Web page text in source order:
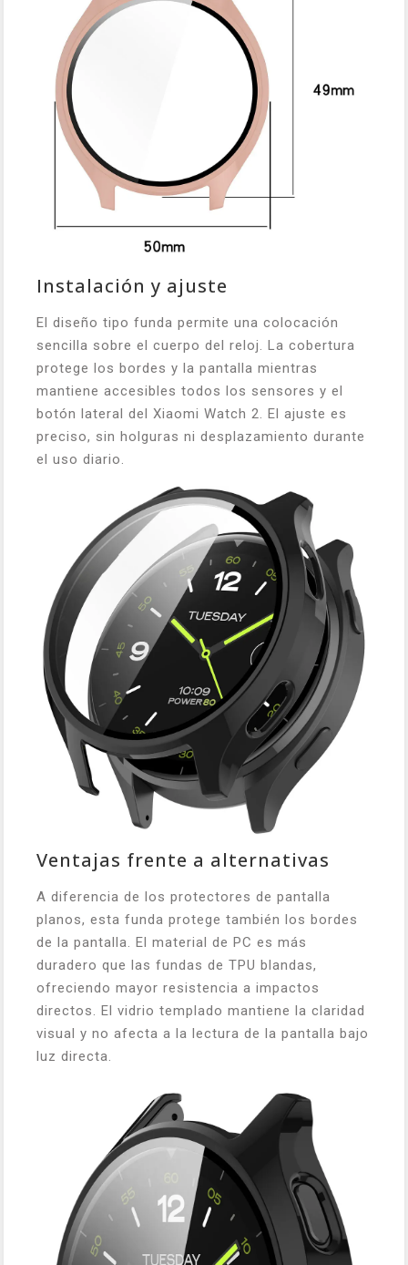
Instalación y ajuste
El diseño tipo funda permite una colocación
sencilla sobre el cuerpo del reloj. La cobertura
protege los bordes y la pantalla mientras
mantiene accesibles todos los sensores y el
botón lateral del Xiaomi Watch 2. El ajuste es
preciso, sin holguras ni desplazamiento durante
el uso diario.
Ventajas frente a alternativas
A diferencia de los protectores de pantalla
planos, esta funda protege también los bordes
de la pantalla. El material de PC es más
duradero que las fundas de TPU blandas,
ofreciendo mayor resistencia a impactos
directos. El vidrio templado mantiene la claridad
visual y no afecta a la lectura de la pantalla bajo
luz directa.